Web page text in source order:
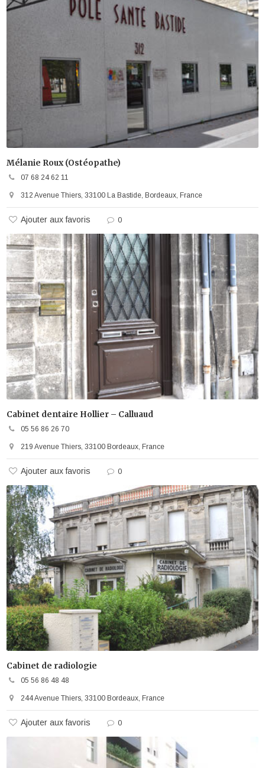
Mélanie Roux (Ostéopathe)
07 68 24 62 11
312 Avenue Thiers, 33100 La Bastide, Bordeaux, France
Ajouter aux favoris 0
Cabinet dentaire Hollier – Calluaud
05 56 86 26 70
219 Avenue Thiers, 33100 Bordeaux, France
Ajouter aux favoris 0
Cabinet de radiologie
05 56 86 48 48
244 Avenue Thiers, 33100 Bordeaux, France
Ajouter aux favoris 0